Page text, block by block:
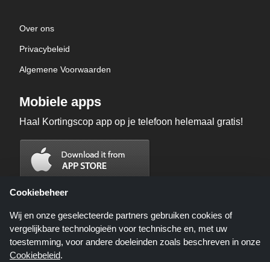
Over ons
Privacybeleid
Algemene Voorwaarden
Mobiele apps
Haal Kortingscop app op je telefoon helemaal gratis!
Cookiebeheer
Wij en onze geselecteerde partners gebruiken cookies of
vergelijkbare technologieën voor technische en, met uw
toestemming, voor andere doeleinden zoals beschreven in onze
Cookiebeleid.